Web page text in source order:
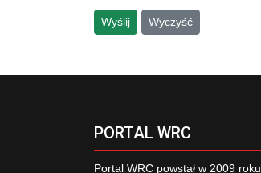
Wyślij Wyczyść
PORTAL WRC
Portal WRC powstał w 2009 roku